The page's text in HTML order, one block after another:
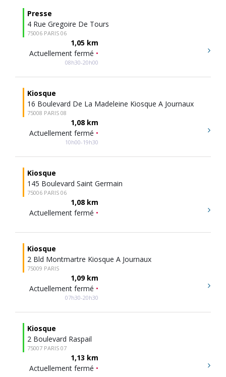
Presse
4 Rue Gregoire De Tours
75006 PARIS 06
1,05 km
Actuellement fermé •
08h30-20h00
Kiosque
16 Boulevard De La Madeleine Kiosque A Journaux
75008 PARIS 08
1,08 km
Actuellement fermé •
10h00-19h30
Kiosque
145 Boulevard Saint Germain
75006 PARIS 06
1,08 km
Actuellement fermé •
Kiosque
2 Bld Montmartre Kiosque A Journaux
75009 PARIS
1,09 km
Actuellement fermé •
07h30-20h30
Kiosque
2 Boulevard Raspail
75007 PARIS 07
1,13 km
Actuellement fermé •